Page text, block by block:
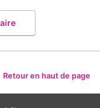
Retour en haut de page